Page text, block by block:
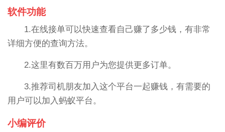
软件功能
1.在线接单可以快速查看自己赚了多少钱，有非常
详细方便的查询方法。
2.这里有数百万用户为您提供更多订单。
3.推荐司机朋友加入这个平台一起赚钱，有需要的
用户可以加入蚂蚁平台。
小编评价